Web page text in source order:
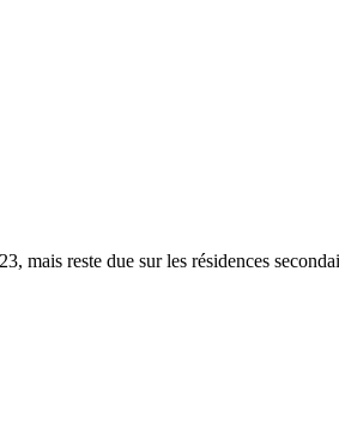
reste due sur les résidences